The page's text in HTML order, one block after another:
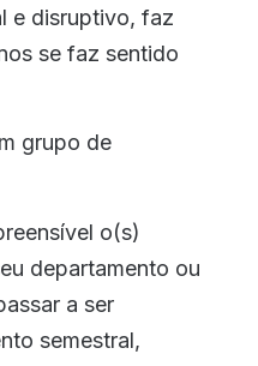
e disruptivo, faz
se faz sentido
grupo de
o(s)
departamento ou
a ser
semestral,